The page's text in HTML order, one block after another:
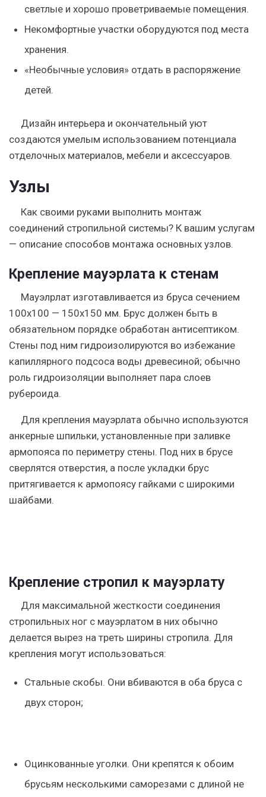
светлые и хорошо проветриваемыепомещения.
Некомфортные участки оборудуются под места
хранения.
«Необычные условия» отдать в распоряжение
детей.
Дизайн интерьера и окончательный уют
создаются умелым использованием потенциала
отделочных материалов, мебели и аксессуаров.
Узлы
Как своими руками выполнить монтаж
соединений стропильной системы? К вашим услугам
— описание способов монтажа основных узлов.
Крепление мауэрлата к стенам
Мауэлрлат изготавливается из бруса сечением
100х100 — 150х150 мм. Брус должен быть в
обязательном порядке обработан антисептиком.
Стены под ним гидроизолируются во избежание
капиллярного подсоса воды древесиной; обычно
роль гидроизоляции выполняет пара слоев
рубероида.
Для крепления мауэрлата обычно используются
анкерные шпильки, установленные при заливке
армопояса по периметру стены. Под них в брусе
сверлятся отверстия, а после укладки брус
притягивается к армопоясу гайками с широкими
шайбами.
Крепление стропил к мауэрлату
Для максимальной жесткости соединения
стропильных ног с мауэрлатом в них обычно
делается вырез на треть ширины стропила. Для
крепления могут использоваться:
Стальные скобы. Они вбиваются в оба бруса с
двух сторон;
Оцинкованные уголки. Они крепятся к обоим
брусьям несколькими саморезами с длиной не